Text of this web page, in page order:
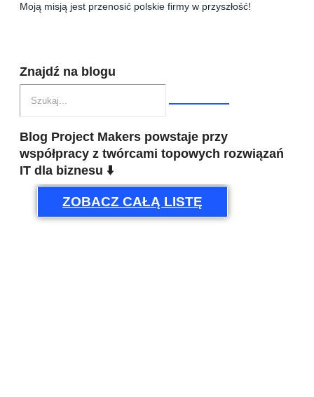
Moją misją jest przenosić polskie firmy w przyszłość!
Znajdź na blogu
Blog Project Makers powstaje przy
współpracy z twórcami topowych rozwiązań
IT dla biznesu ⬇️
ZOBACZ CAŁĄ LISTĘ